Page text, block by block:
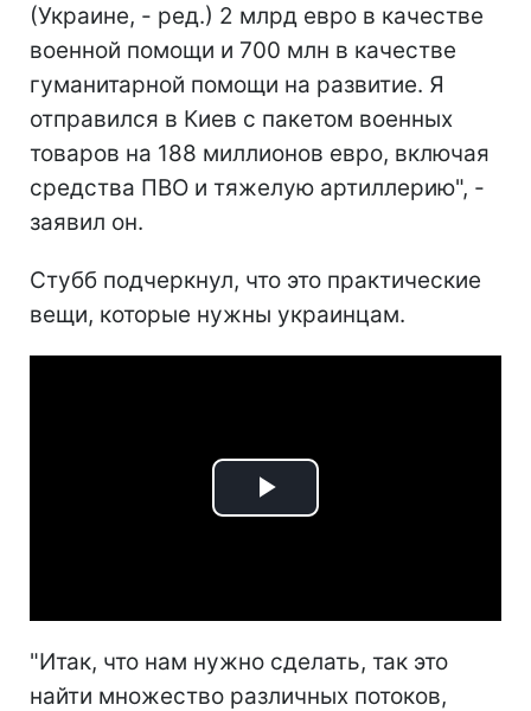
(Украине, - ред.) 2 млрд евро в качестве
военной помощи и 700 млн в качестве
гуманитарной помощи на развитие. Я
отправился в Киев с пакетом военных
товаров на 188 миллионов евро, включая
средства ПВО и тяжелую артиллерию", -
заявил он.
Стубб подчеркнул, что это практические
вещи, которые нужны украинцам.
Play
"Итак, что нам нужно сделать, так это
найти множество различных потоков,